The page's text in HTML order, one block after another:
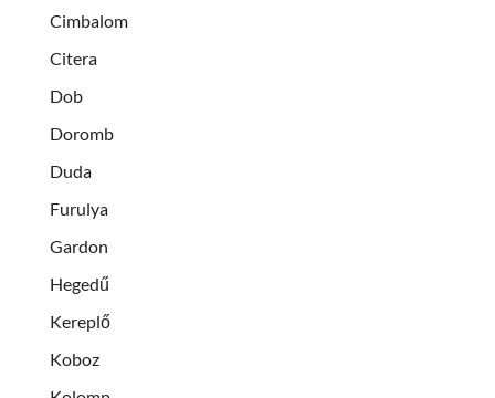
Cimbalom
Citera
Dob
Doromb
Duda
Furulya
Gardon
Hegedű
Kereplő
Koboz